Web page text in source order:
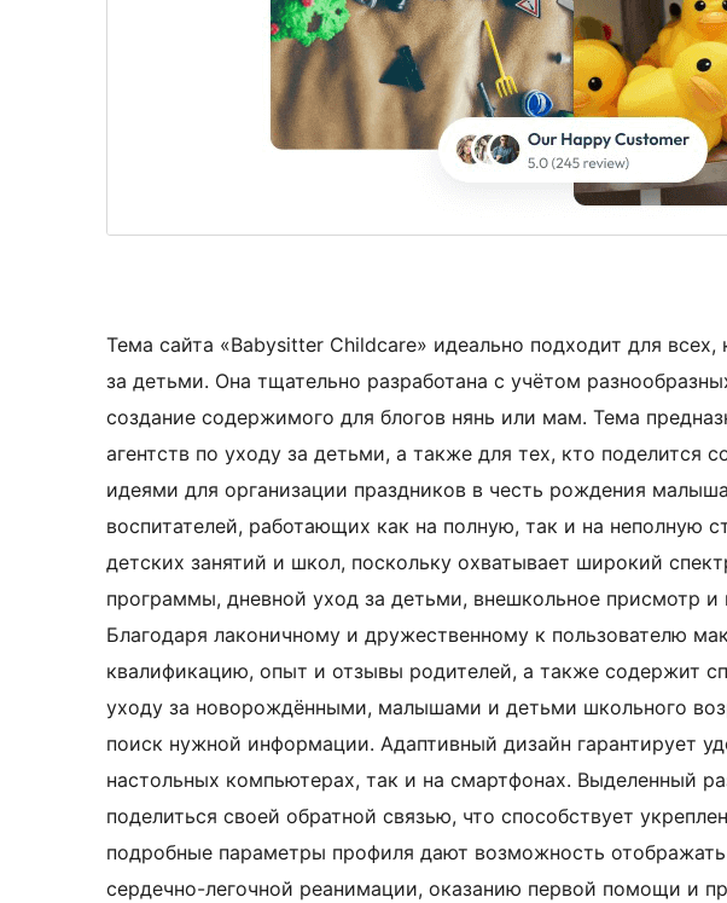
Тема сайта «Babysitter Childcare» идеально подходит для всех,
за детьми. Она тщательно разработана с учётом
создание содержимого для блогов нянь или мам. Тема
агентств по уходу за детьми, а также для тех, кто поделится
идеями для организации праздников в честь рождения
воспитателей, работающих как на полную, так и на неполную
детских занятий и школ, поскольку охватывает широкий
программы, дневной уход за детьми, внешкольное присмотр и
Благодаря лаконичному и дружественному к пользователю
квалификацию, опыт и отзывы родителей, а также содержит
уходу за новорождёнными, малышами и детьми школьного
поиск нужной информации. Адаптивный дизайн гарантирует
настольных компьютерах, так и на смартфонах. Выделенный
поделиться своей обратной связью, что способствует
подробные параметры профиля дают возможность
сердечно-легочной реанимации, оказанию первой помощи и